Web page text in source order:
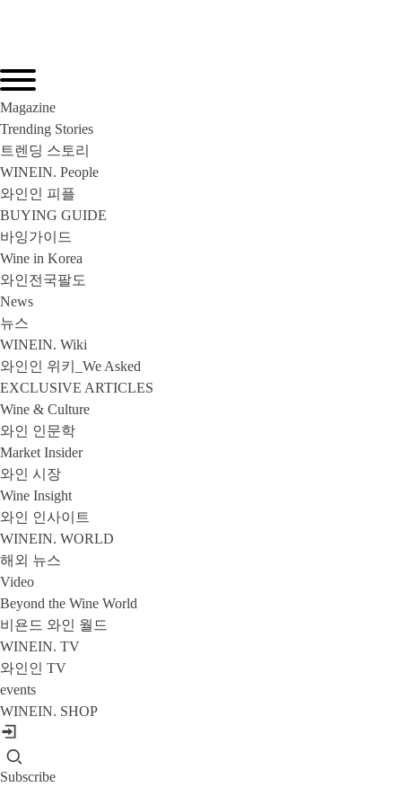
Magazine
Trending Stories
트렌딩 스토리
WINEIN. People
와인인 피플
BUYING GUIDE
바잉가이드
Wine in Korea
와인전국팔도
News
뉴스
WINEIN. Wiki
와인인 위키_We Asked
EXCLUSIVE ARTICLES
Wine & Culture
와인 인문학
Market Insider
와인 시장
Wine Insight
와인 인사이트
WINEIN. WORLD
해외 뉴스
Video
Beyond the Wine World
비욘드 와인 월드
WINEIN. TV
와인인 TV
events
WINEIN. SHOP
Subscribe